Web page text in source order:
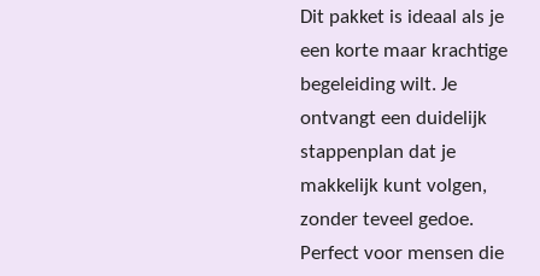
Dit pakket is ideaal als je
een korte maar krachtige
begeleiding wilt. Je
ontvangt een duidelijk
stappenplan dat je
makkelijk kunt volgen,
zonder teveel gedoe.
Perfect voor mensen die